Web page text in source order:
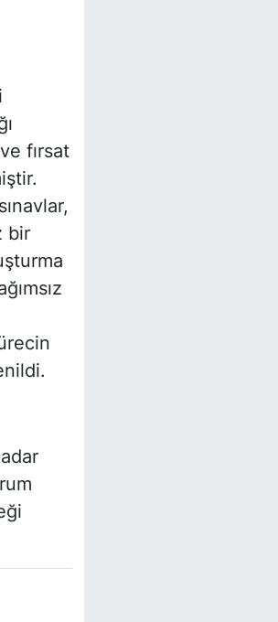
fırsat
bir